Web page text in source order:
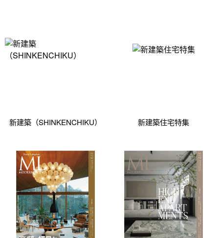
新建築（SHINKENCHIKU） 新建築住宅特集